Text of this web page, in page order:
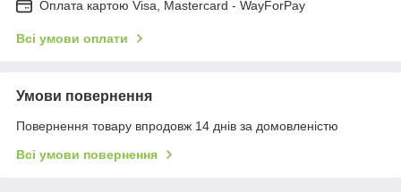
Оплата картою Visa, Mastercard - WayForPay
Всі умови оплати
Умови повернення
Повернення товару впродовж 14 днів за домовленістю
Всі умови повернення